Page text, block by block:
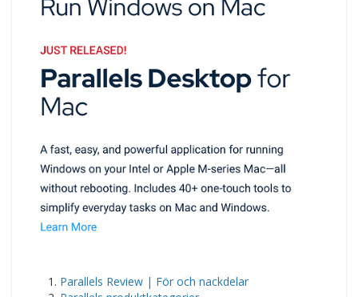
Parallels Review | För och nackdelar